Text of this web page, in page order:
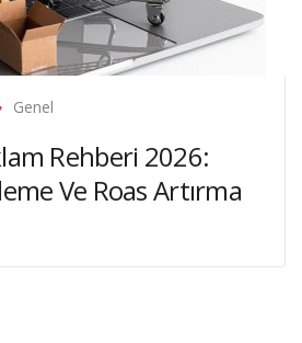
Genel
Rehberi 2026:
Ve Roas Artırma